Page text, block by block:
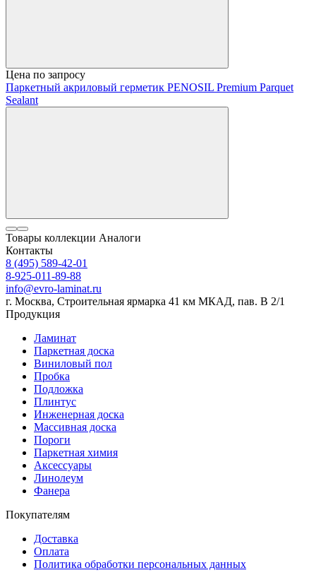
Цена по запросу
Паркетный акриловый герметик PENOSIL Premium Parquet
Sealant
Товары коллекции Аналоги
Контакты
8 (495) 589-42-01
8-925-011-89-88
info@evro-laminat.ru
г. Москва, Строительная ярмарка 41 км МКАД, пав. В 2/1
Продукция
Ламинат
Паркетная доска
Виниловый пол
Пробка
Подложка
Плинтус
Инженерная доска
Массивная доска
Пороги
Паркетная химия
Аксессуары
Линолеум
Фанера
Покупателям
Доставка
Оплата
Политика обработки персональных данных